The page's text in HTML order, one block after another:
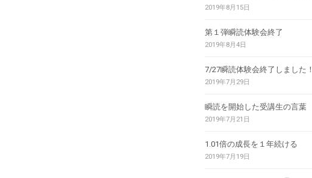
2019年8月15日
第１弾瞬読体験会終了
2019年8月4日
7/27瞬読体験会終了しました！
2019年7月29日
瞬読を開始した受講生の言葉
2019年7月21日
1.01倍の成長を１年続ける
2019年7月19日